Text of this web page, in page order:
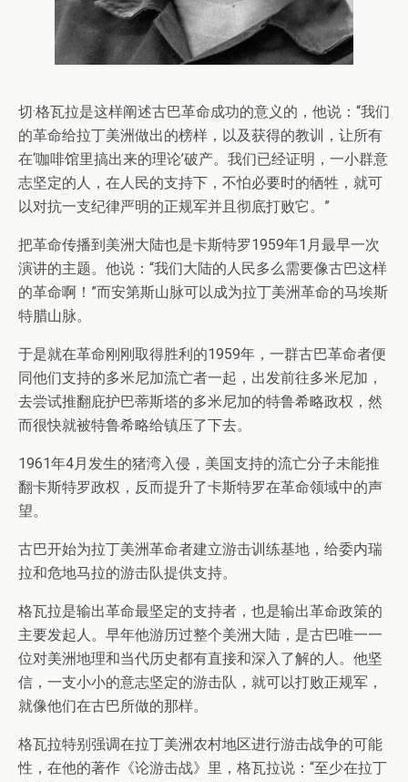
切·格瓦拉是这样阐述古巴革命成功的意义的，他说：“我们
的革命给拉丁美洲做出的榜样，以及获得的教训，让所有
在‘咖啡馆里搞出来的理论’破产。我们已经证明，一小群意
志坚定的人，在人民的支持下，不怕必要时的牺牲，就可
以对抗一支纪律严明的正规军并且彻底打败它。”
把革命传播到美洲大陆也是卡斯特罗1959年1月最早一次
演讲的主题。他说：“我们大陆的人民多么需要像古巴这样
的革命啊！”而安第斯山脉可以成为拉丁美洲革命的马埃斯
特腊山脉。
于是就在革命刚刚取得胜利的1959年，一群古巴革命者便
同他们支持的多米尼加流亡者一起，出发前往多米尼加，
去尝试推翻庇护巴蒂斯塔的多米尼加的特鲁希略政权，然
而很快就被特鲁希略给镇压了下去。
1961年4月发生的猪湾入侵，美国支持的流亡分子未能推
翻卡斯特罗政权，反而提升了卡斯特罗在革命领域中的声
望。
古巴开始为拉丁美洲革命者建立游击训练基地，给委内瑞
拉和危地马拉的游击队提供支持。
格瓦拉是输出革命最坚定的支持者，也是输出革命政策的
主要发起人。早年他游历过整个美洲大陆，是古巴唯一一
位对美洲地理和当代历史都有直接和深入了解的人。他坚
信，一支小小的意志坚定的游击队，就可以打败正规军，
就像他们在古巴所做的那样。
格瓦拉特别强调在拉丁美洲农村地区进行游击战争的可能
性，在他的著作《论游击战》里，格瓦拉说：“至少在拉丁